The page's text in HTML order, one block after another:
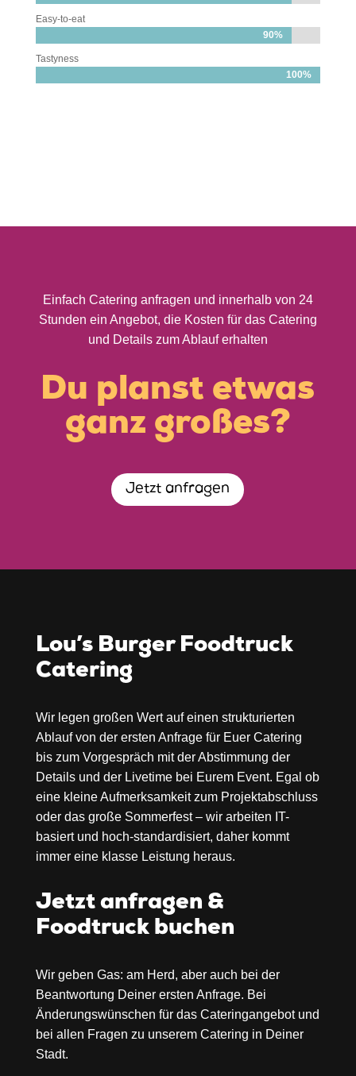
Easy-to-eat
90%
90%
Tastyness
100%
100%
Einfach Catering anfragen und innerhalb von 24
Stunden ein Angebot, die Kosten für das Catering
und Details zum Ablauf erhalten
Du planst etwas
ganz großes?
Jetzt anfragen
Lou’s Burger Foodtruck
Catering
Wir legen großen Wert auf einen strukturierten
Ablauf von der ersten Anfrage für Euer Catering
bis zum Vorgespräch mit der Abstimmung der
Details und der Livetime bei Eurem Event. Egal ob
eine kleine Aufmerksamkeit zum Projektabschluss
oder das große Sommerfest – wir arbeiten IT-
basiert und hoch-standardisiert, daher kommt
immer eine klasse Leistung heraus.
Jetzt anfragen &
Foodtruck buchen
Wir geben Gas: am Herd, aber auch bei der
Beantwortung Deiner ersten Anfrage. Bei
Änderungswünschen für das Cateringangebot und
bei allen Fragen zu unserem Catering in Deiner
Stadt.